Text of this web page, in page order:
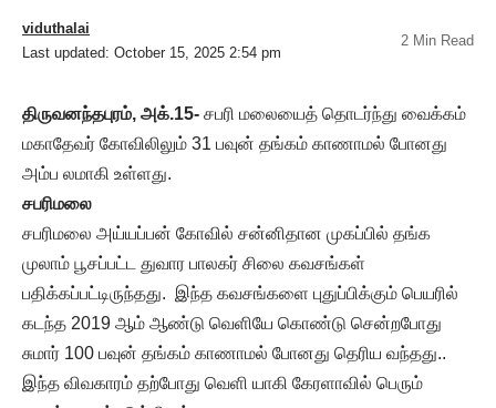
Last updated: October 15, 2025 2:54 pm
viduthalai
2 Min Read
திருவனந்தபுரம், அக்.15- சபரி மலையைத் தொடர்ந்து வைக்கம்
மகாதேவர் கோவிலிலும் 31 பவுன் தங்கம் காணாமல் போனது
அம்ப லமாகி உள்ளது.
சபரிமலை
சபரிமலை அய்யப்பன் கோவில் சன்னிதான முகப்பில் தங்க
முலாம் பூசப்பட்ட துவார பாலகர் சிலை கவசங்கள்
பதிக்கப்பட்டிருந்தது. இந்த கவசங்களை புதுப்பிக்கும் பெயரில்
கடந்த 2019 ஆம் ஆண்டு வெளியே கொண்டு சென்றபோது
சுமார் 100 பவுன் தங்கம் காணாமல் போனது தெரிய வந்தது..
இந்த விவகாரம் தற்போது வெளி யாகி கேரளாவில் பெரும்